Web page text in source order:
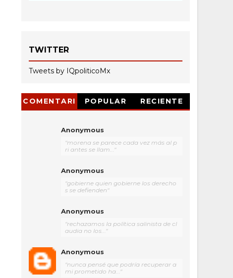
TWITTER
Tweets by IQpoliticoMx
COMENTARI
POPULAR RECIENTE
Anonymous
"morena se parece cada vez más al p
ri antes se llam..."
Anonymous
"gobierne quien gobierne los derecho
s se defienden"
Anonymous
"rechazamos la política salinista de cl
audia no los..."
Anonymous
"nunca pensé que podría recuperar a
mi prometido ha..."